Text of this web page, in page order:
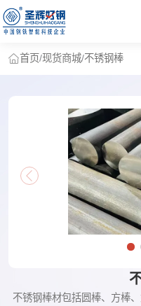
首页/现货商城/不锈钢棒
不锈钢棒材包括圆棒、方棒